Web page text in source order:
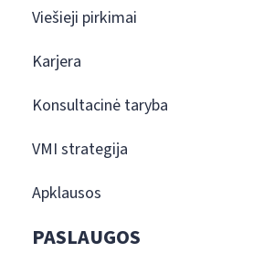
Viešieji pirkimai
Karjera
Konsultacinė taryba
VMI strategija
Apklausos
PASLAUGOS